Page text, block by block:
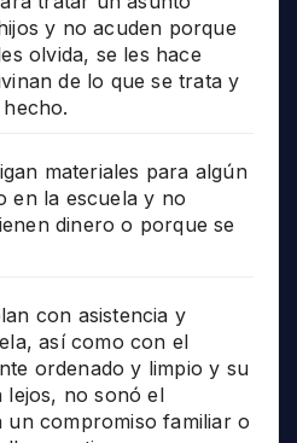
y no acuden porque
olvida, se les hace
de lo que se trata y
materiales para algún
en la escuela y no
dinero o porque se
con asistencia y
así como con el
ordenado y limpio y su
lejos, no sonó el
compromiso familiar o